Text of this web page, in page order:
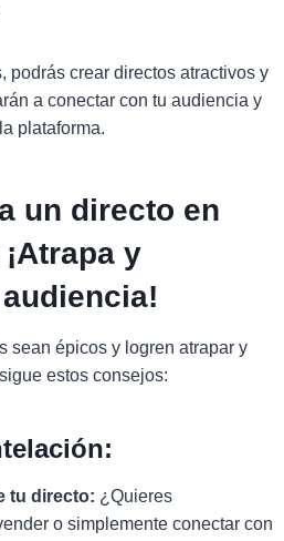
podrás crear directos atractivos y
a conectar con tu audiencia y
plataforma.
un directo en
y
sean épicos y logren atrapar y
estos consejos:
tu directo: ¿Quieres
o simplemente conectar con